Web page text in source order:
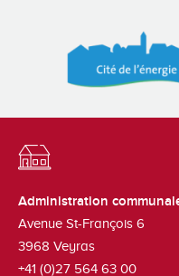
Administration
Avenue St-François 6
3968 Veyras
+41 (0)27 564 63 00